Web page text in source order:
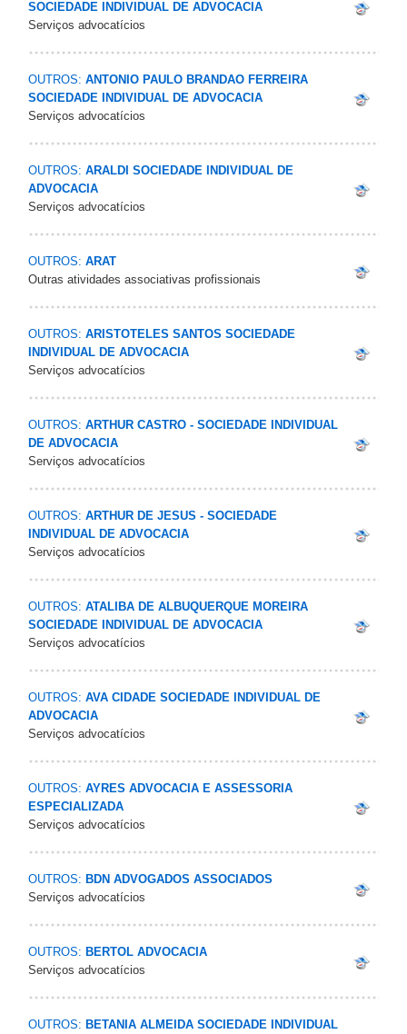
SOCIEDADE INDIVIDUAL DE ADVOCACIA
Serviços advocatícios
OUTROS: ANTONIO PAULO BRANDAO FERREIRA
SOCIEDADE INDIVIDUAL DE ADVOCACIA
Serviços advocatícios
OUTROS: ARALDI SOCIEDADE INDIVIDUAL DE
ADVOCACIA
Serviços advocatícios
OUTROS: ARAT
Outras atividades associativas profissionais
OUTROS: ARISTOTELES SANTOS SOCIEDADE
INDIVIDUAL DE ADVOCACIA
Serviços advocatícios
OUTROS: ARTHUR CASTRO - SOCIEDADE INDIVIDUAL
DE ADVOCACIA
Serviços advocatícios
OUTROS: ARTHUR DE JESUS - SOCIEDADE
INDIVIDUAL DE ADVOCACIA
Serviços advocatícios
OUTROS: ATALIBA DE ALBUQUERQUE MOREIRA
SOCIEDADE INDIVIDUAL DE ADVOCACIA
Serviços advocatícios
OUTROS: AVA CIDADE SOCIEDADE INDIVIDUAL DE
ADVOCACIA
Serviços advocatícios
OUTROS: AYRES ADVOCACIA E ASSESSORIA
ESPECIALIZADA
Serviços advocatícios
OUTROS: BDN ADVOGADOS ASSOCIADOS
Serviços advocatícios
OUTROS: BERTOL ADVOCACIA
Serviços advocatícios
OUTROS: BETANIA ALMEIDA SOCIEDADE INDIVIDUAL